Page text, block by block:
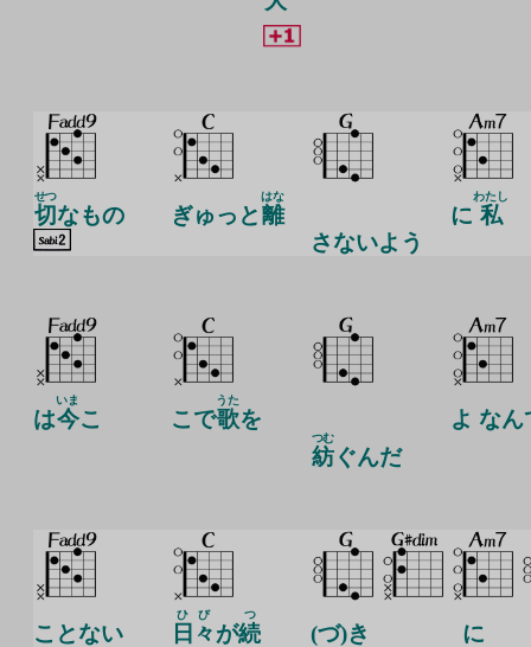
切
せつ
なもの ぎゅっと離
はな
さないよう
に 私
わたし
は今
いま
こ こで歌
うた
を
紡
つむ
ぐんだ
よ なん
ことない 日々
ひび
が続
つ
(づ)き
に